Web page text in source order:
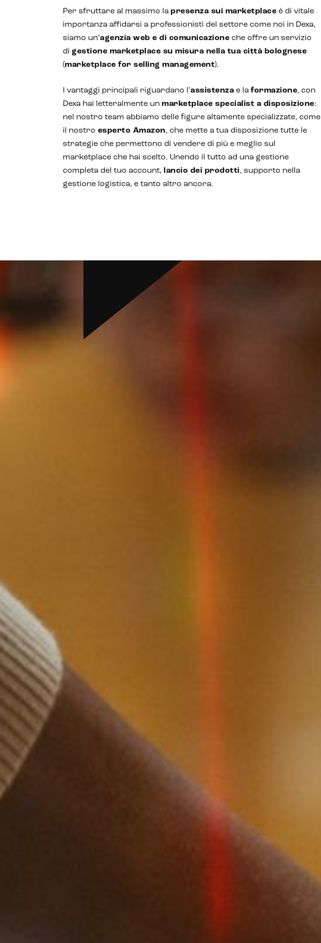
Per sfruttare al massimo la presenza sui marketplace è di vitale
importanza affidarsi a professionisti del settore come noi in Dexa,
siamo un’agenzia web e di comunicazione che offre un servizio
di gestione marketplace su misura nella tua città bolognese
(marketplace for selling management).
I vantaggi principali riguardano l’assistenza e la formazione, con
Dexa hai letteralmente un marketplace specialist a disposizione:
nel nostro team abbiamo delle figure altamente specializzate, come
il nostro esperto Amazon, che mette a tua disposizione tutte le
strategie che permettono di vendere di più e meglio sul
marketplace che hai scelto. Unendo il tutto ad una gestione
completa del tuo account,
lancio dei prodotti, supporto nella
gestione logistica, e tanto altro ancora.